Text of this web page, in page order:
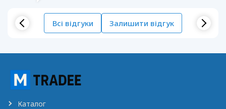
Всі відгуки Залишити відгук
Каталог